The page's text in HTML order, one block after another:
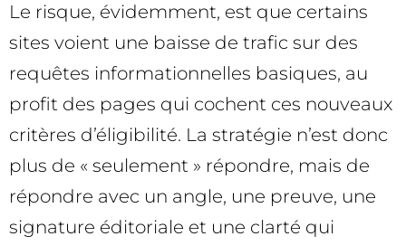
Le risque, évidemment, est que certains
sites voient une baisse de trafic sur des
requêtes informationnelles basiques, au
profit des pages qui cochent ces nouveaux
critères d’éligibilité. La stratégie n’est donc
plus de « seulement » répondre, mais de
répondre avec un angle, une preuve, une
signature éditoriale et une clarté qui